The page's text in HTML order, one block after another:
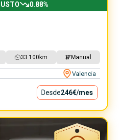
0.88%
33.100 km Manual
Valencia
Desde246€/mes